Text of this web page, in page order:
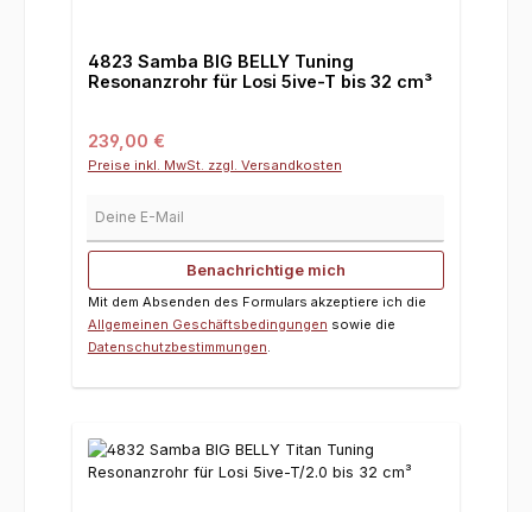
4823 Samba BIG BELLY Tuning
Resonanzrohr für Losi 5ive-T bis 32 cm³
Regulärer Preis:
239,00 €
Preise inkl. MwSt. zzgl. Versandkosten
Benachrichtige mich
Mit dem Absenden des Formulars akzeptiere ich die
Allgemeinen Geschäftsbedingungen sowie die
Datenschutzbestimmungen